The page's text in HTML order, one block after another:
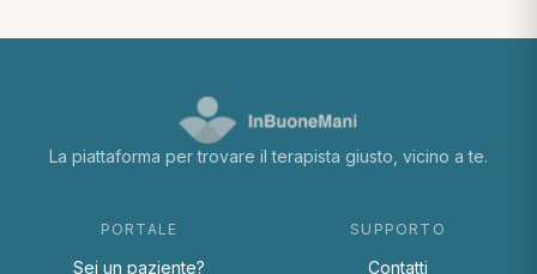
La piattaforma per trovare il terapista giusto, vicino a te.
PORTALE
Sei un paziente?
SUPPORTO
Contatti